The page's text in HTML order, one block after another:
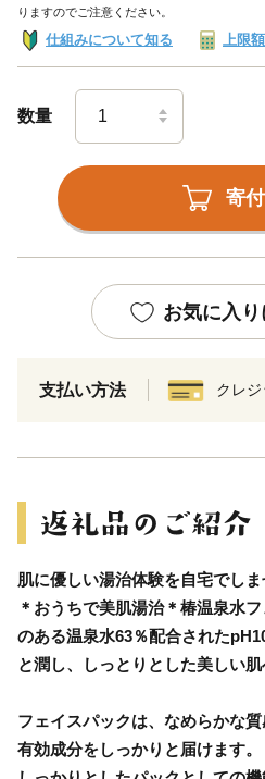
りますのでご注意ください。
仕組みについて知る 上限
数量
寄
お気に入
支払い方法 クレ
肌に優しい湯治体験を自宅でしま
＊おうちで美肌湯治＊椿温泉水
のある温泉水63％配合された
と潤し、しっとりとした美しい肌
フェイスパックは、なめらかな質
有効成分をしっかりと届けます。